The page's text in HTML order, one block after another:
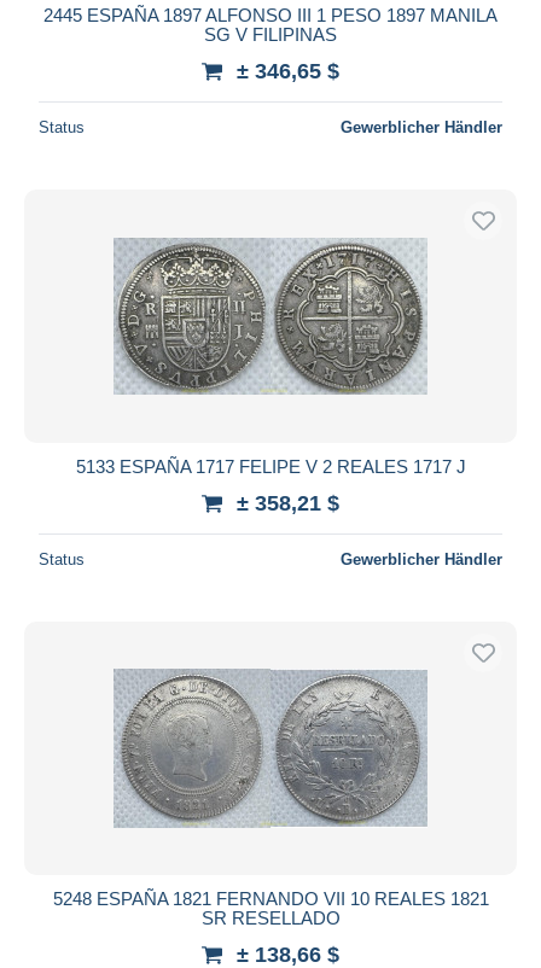
2445 ESPAÑA 1897 ALFONSO III 1 PESO 1897 MANILA
SG V FILIPINAS
± 346,65 $
Status Gewerblicher Händler
5133 ESPAÑA 1717 FELIPE V 2 REALES 1717 J
± 358,21 $
Status Gewerblicher Händler
5248 ESPAÑA 1821 FERNANDO VII 10 REALES 1821
SR RESELLADO
± 138,66 $